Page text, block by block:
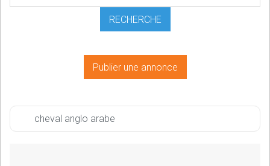
Publier une annonce
cheval anglo arabe